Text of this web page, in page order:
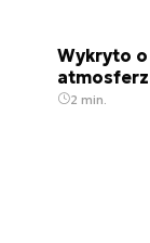
Wykryto
2 min.